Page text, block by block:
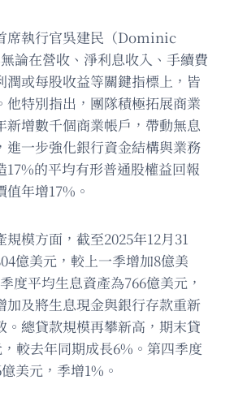
席執行官吳建民（Dominic
論在營收、淨利息收入、手續費
潤或每股收益等關鍵指標上，皆
他特別指出，團隊積極拓展商業
新增數千個商業帳戶，帶動無息
進一步強化銀行資金結構與業務
17%的平均有形普通股權益回報
年增17%。
模方面，截至2025年12月31
億美元，較上一季增加8億美
度平均生息資產為766億美元，
加及將生息現金與銀行存款重新
。總貸款規模再攀新高，期末貸
較去年同期成長6%。第四季度
美元，季增1%。